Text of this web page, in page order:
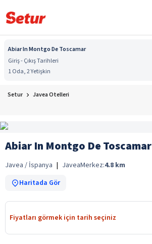
Abiar In Montgo De Toscamar
Giriş - Çıkış Tarihleri
1 Oda, 2 Yetişkin
Setur Javea Otelleri
Abiar In Montgo De Toscamar
Javea / İspanya | JaveaMerkez:4.8 km
Haritada Gör
Fiyatları görmek için tarih seçiniz